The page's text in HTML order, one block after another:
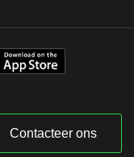
Contacteer ons